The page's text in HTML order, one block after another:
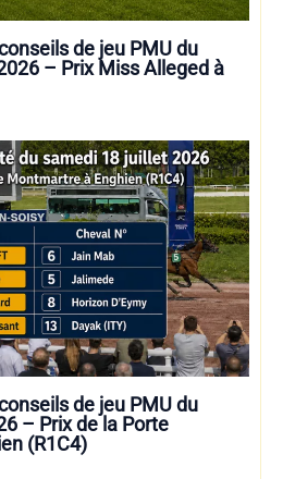
de jeu PMU du
– Prix Miss Alleged à
de jeu PMU du
– Prix de la Porte
(R1C4)